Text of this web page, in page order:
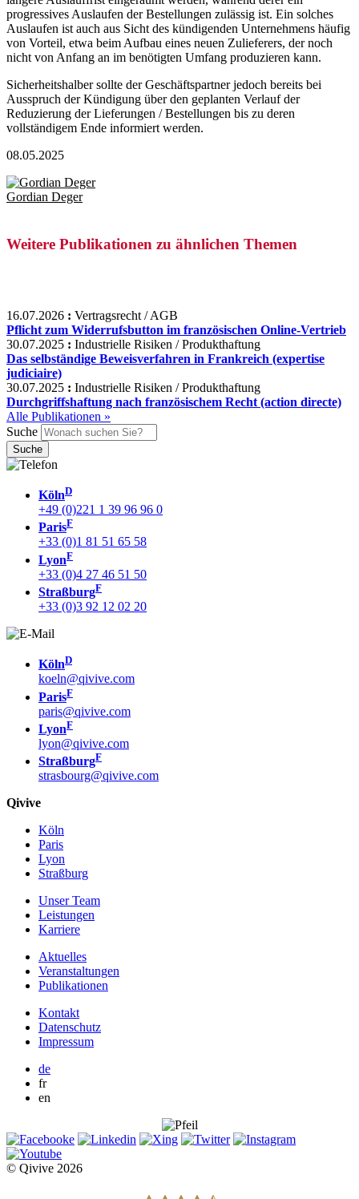
progressives Auslaufen der Bestellungen zulässig ist. Ein solches
Auslaufen ist auch aus Sicht des kündigenden Unternehmens häufig
von Vorteil, etwa beim Aufbau eines neuen Zulieferers, der noch
nicht von Anfang an im benötigten Umfang produzieren kann.
Sicherheitshalber sollte der Geschäftspartner jedoch bereits bei
Ausspruch der Kündigung über den geplanten Verlauf der
Reduzierung der Lieferungen / Bestellungen bis zu deren
vollständigem Ende informiert werden.
08.05.2025
Gordian Deger
Weitere Publikationen zu ähnlichen Themen
16.07.2026 : Vertragsrecht / AGB
Pflicht zum Widerrufsbutton im französischen Online-Vertrieb
30.07.2025 : Industrielle Risiken / Produkthaftung
Das selbständige Beweisverfahren in Frankreich (expertise
judiciaire)
30.07.2025 : Industrielle Risiken / Produkthaftung
Durchgriffshaftung nach französischem Recht (action directe)
Alle Publikationen »
Suche
KölnD
+49 (0)221 1 39 96 96 0
ParisF
+33 (0)1 81 51 65 58
LyonF
+33 (0)4 27 46 51 50
StraßburgF
+33 (0)3 92 12 02 20
KölnD
koeln@qivive.com
ParisF
paris@qivive.com
LyonF
lyon@qivive.com
StraßburgF
strasbourg@qivive.com
Qivive
Köln
Paris
Lyon
Straßburg
Unser Team
Leistungen
Karriere
Aktuelles
Veranstaltungen
Publikationen
Kontakt
Datenschutz
Impressum
de
fr
en
© Qivive 2026